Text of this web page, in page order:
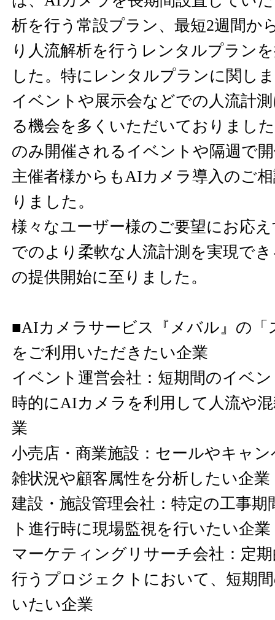
析を行う常設プラン、最短2週間か
り人流解析を行うレンタルプラン
した。特にレンタルプランに関し
イベントや展示会などでの人流計
る機会を多くいただいておりまし
のみ開催されるイベントや隔週で
主催者様からもAIカメラ導入のご
りました。
様々なユーザー様のご要望にお応
でのより柔軟な人流計測を実現で
の提供開始に至りました。
■AIカメラサービス『メバル』の「
をご利用いただきたい企業
イベント運営会社：短期間のイベ
時的にAIカメラを利用して人流や
業
小売店・商業施設：セールやキャ
雑状況や顧客属性を分析したい企業
建設・施設管理会社：特定の工事
ト進行時に現場監視を行いたい企業
マーケティングリサーチ会社：定
行うプロジェクトにおいて、短期
いたい企業